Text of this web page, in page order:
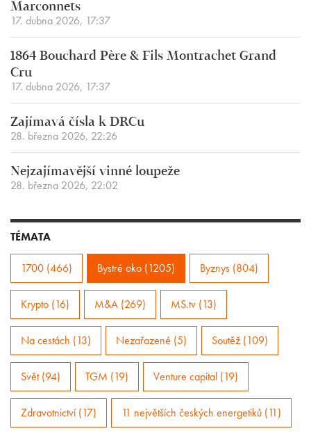
Marconnets
17. dubna 2026, 17:37
1864 Bouchard Père & Fils Montrachet Grand
Cru
17. dubna 2026, 17:37
Zajímavá čísla k DRCu
28. března 2026, 22:26
Nejzajímavější vinné loupeže
28. března 2026, 22:02
TÉMATA
1700 (466) Bystré oko (1205) Byznys (804)
Krypto (16) M&A (269) MS.tv (13)
Na cestách (13) Nezařazené (5) Soutěž (109)
Svět (94) TGM (19) Venture capital (19)
Zdravotnictví (17) 11 největších českých energetiků (11)